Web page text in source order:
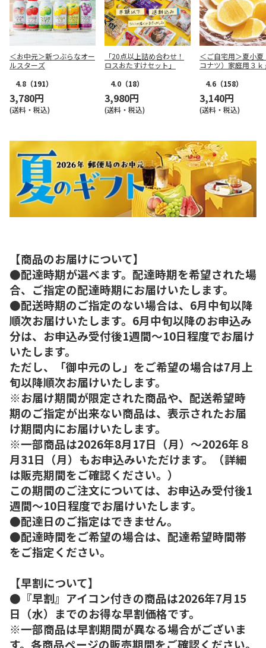
＜お中元＞新つぶらなオー
ルスターズ
4.8 （191）
3,780円
(送料・税込)
「20点以上詰め合わせ！
ロスおたすけセット」
4.0 （18）
3,980円
(送料・税込)
＜ご自宅用＞夏小夏
コナツ）家庭用３ｋ
4.6 （158）
3,140円
(送料・税込)
【商品のお届けについて】
●配達時期が選べます。配達時期を希望された場
合、ご指定の配達時期にお届けいたします。
●配送時期のご指定のない場合は、6月中旬以降
順次お届けいたします。6月中旬以降のお申込み
分は、お申込み受付後1週間～10日程度でお届け
いたします。
ただし、「御中元のし」をご希望の場合は7月上
旬以降順次お届けいたします。
※お届け期間が限定された商品や、配送希望時
期のご指定が出来ない商品は、表示されたお届
け期間内にお届けいたします。
※一部商品は2026年8月17日（月）～2026年８
月31日（月）もお申込みいただけます。（詳細
は販売期間をご確認ください。）
この期間のご注文については、お申込み受付後1
週間～10日程度でお届けいたします。
●配達日のご指定はできません。
●配達時間をご希望の場合は、配達希望時間帯
をご指定ください。
【早割について】
●『早割』アイコン付きの商品は2026年7月15
日（水）までのお得な早割価格です。
※一部商品は早割期間が異なる場合がございま
す。各商品ページの販売期間をご確認ください。